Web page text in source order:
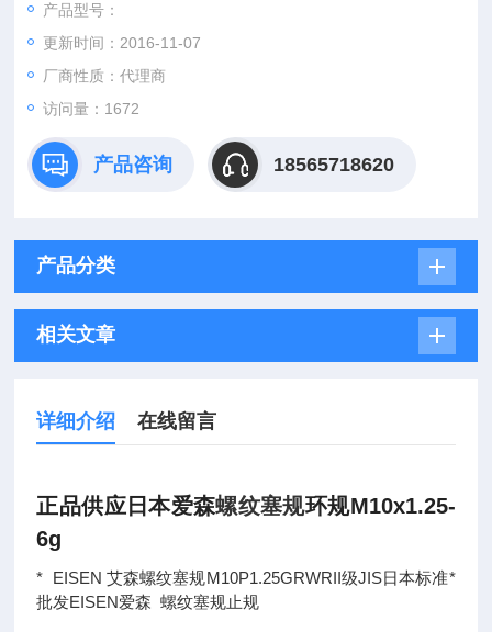
螺纹环规 、螺纹通止环规等。
产品型号：
更新时间：2016-11-07
厂商性质：代理商
访问量：1672
产品咨询 18565718620
产品分类
相关文章
详细介绍 在线留言
正品供应日本爱森螺纹塞规环规M10x1.25-
6g
* EISEN 艾森螺纹塞规M10P1.25GRWRII级JIS日本标准*
批发EISEN爱森 螺纹塞规止规